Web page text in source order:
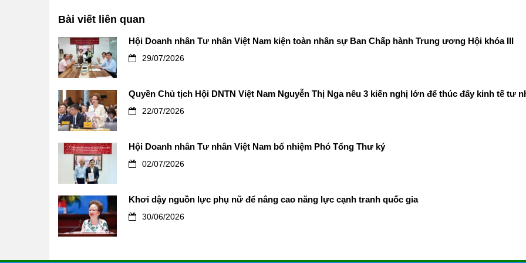
Bài viết liên quan
Hội Doanh nhân Tư nhân Việt Nam kiện toàn nhân sự Ban Chấp hành Trung ương Hội khóa III
29/07/2026
Quyền Chủ tịch Hội DNTN Việt Nam Nguyễn Thị Nga nêu 3 kiến nghị lớn để thúc đẩy kinh tế tư
22/07/2026
Hội Doanh nhân Tư nhân Việt Nam bổ nhiệm Phó Tổng Thư ký
02/07/2026
Khơi dậy nguồn lực phụ nữ để nâng cao năng lực cạnh tranh quốc gia
30/06/2026